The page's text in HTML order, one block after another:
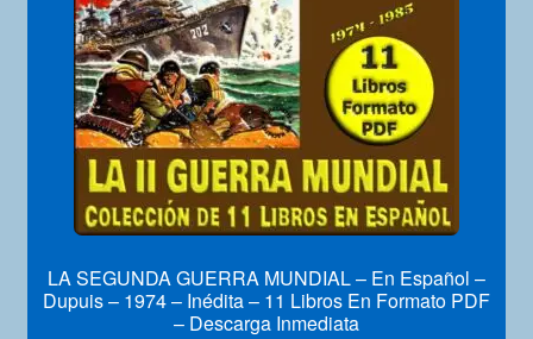
LA SEGUNDA GUERRA MUNDIAL – En Español –
Dupuis – 1974 – Inédita – 11 Libros En Formato PDF
– Descarga Inmediata